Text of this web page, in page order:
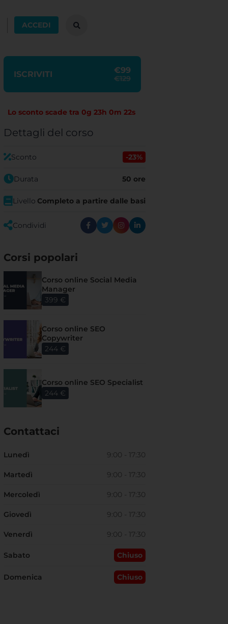
ACCEDI
ISCRIVITI €99
€129
Lo sconto scade tra 0g 23h 0m 21s
Dettagli del corso
Sconto -23%
Durata 50 ore
Livello Completo a partire dalle basi
Condividi
Corsi popolari
Corso online Social Media
Manager
399 €
Corso online SEO
Copywriter
244 €
Corso online SEO Specialist
244 €
Contattaci
Lunedì 9:00 - 17:30
Martedì 9:00 - 17:30
Mercoledì 9:00 - 17:30
Giovedì 9:00 - 17:30
Venerdì 9:00 - 17:30
Sabato Chiuso
Domenica Chiuso